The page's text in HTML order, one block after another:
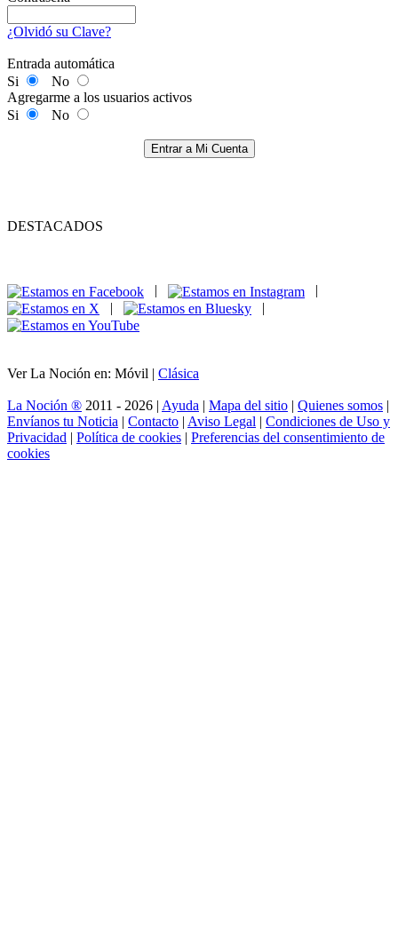
¿Olvidó su Clave?
Entrada automática
Si
No
Agregarme a los usuarios activos
Si
No
Entrar a Mi Cuenta
DESTACADOS
|
|
Ver La Noción en: Móvil | Clásica
La Noción ® 2011 - 2026 | Ayuda | Mapa del sitio | Quienes somos |
Envíanos tu Noticia | Contacto | Aviso Legal | Condiciones de Uso y
Privacidad | Política de cookies | Preferencias del consentimiento de
cookies